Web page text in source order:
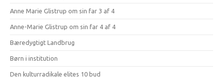
Anne Marie Glistrup om sin far 3 af 4
Anne-Marie Glistrup om sin far 4 af 4
Bæredygtigt Landbrug
Børn i institution
Den kulturradikale elites 10 bud